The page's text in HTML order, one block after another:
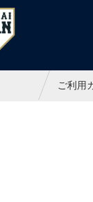
ンライ
ご利用